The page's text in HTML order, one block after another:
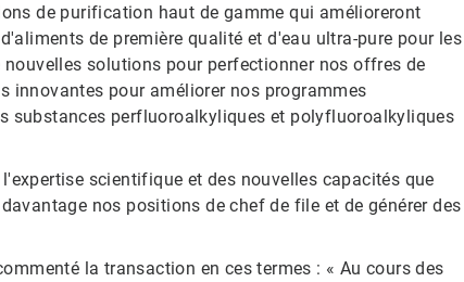
de purification haut de gamme qui amélioreront
de première qualité et d'eau ultra-pure pour les
solutions pour perfectionner nos offres de
innovantes pour améliorer nos programmes
substances perfluoroalkyliques et polyfluoroalkyliques
scientifique et des nouvelles capacités que
nos positions de chef de file et de générer des
la transaction en ces termes : « Au cours des